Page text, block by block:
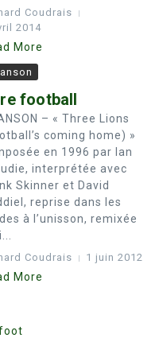
Coudrais
2014
More
football
– « Three Lions
coming home) »
en 1996 par Ian
interprétée avec
Skinner et David
reprise dans les
à l’unisson, remixée
Coudrais 1 juin 2012
More